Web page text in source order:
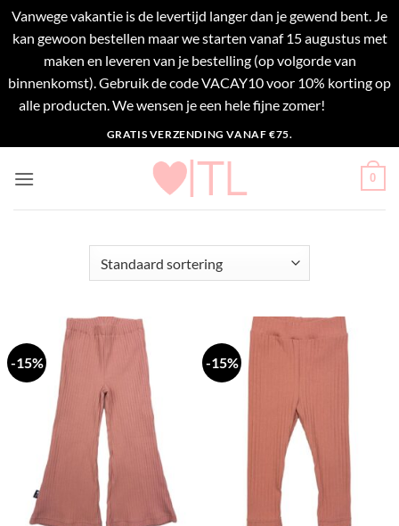
Vanwege vakantie is de levertijd langer dan je gewend bent. Je
kan gewoon bestellen maar we starten vanaf 15 augustus met
maken en leveren van je bestelling (op volgorde van
binnenkomst). Gebruik de code VACAY10 voor 10% korting op
alle producten. We wensen je een hele fijne zomer!
naar
inhoud
GRATIS VERZENDING VANAF €75.
0
-15% -15%